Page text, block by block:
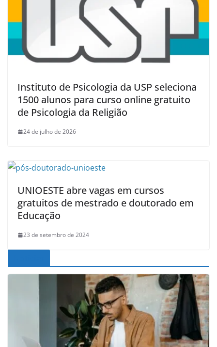
Instituto de Psicologia da USP seleciona
1500 alunos para curso online gratuito
de Psicologia da Religião
24 de julho de 2026
UNIOESTE abre vagas em cursos
gratuitos de mestrado e doutorado em
Educação
23 de setembro de 2024